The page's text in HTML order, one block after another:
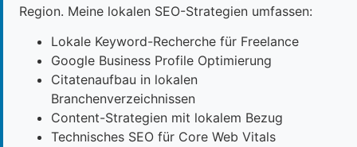
Region. Meine lokalen SEO-Strategien umfassen:
Lokale Keyword-Recherche für Freelance
Google Business Profile Optimierung
Citatenaufbau in lokalen
Branchenverzeichnissen
Content-Strategien mit lokalem Bezug
Technisches SEO für Core Web Vitals